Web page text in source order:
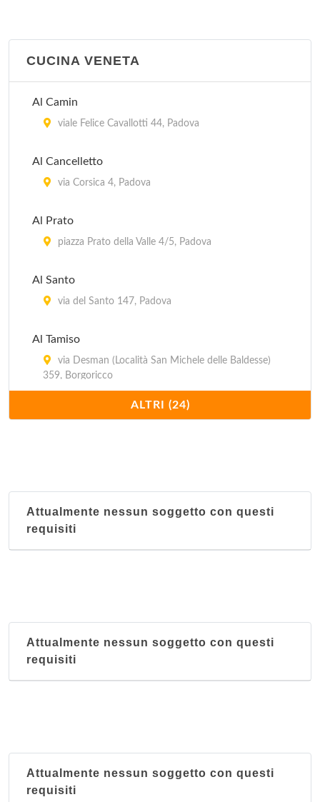
CUCINA VENETA
Al Camin
viale Felice Cavallotti 44, Padova
Al Cancelletto
via Corsica 4, Padova
Al Prato
piazza Prato della Valle 4/5, Padova
Al Santo
via del Santo 147, Padova
Al Tamiso
via Desman (Località San Michele delle Baldesse)
359, Borgoricco
via San Pelagio 95, Due Carrare
Antica Trattoria al Bosco
via Valmarana 13, Saonara
Antica Trattoria dei Paccagnella
ALTRI (24)
Attualmente nessun soggetto con questi
requisiti
Attualmente nessun soggetto con questi
requisiti
Attualmente nessun soggetto con questi
requisiti